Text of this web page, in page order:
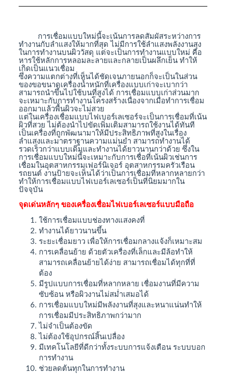
การเชื่อมแบบใหม่นี้จะเน้นการลดสัมผัสระหว่างการ
ทำงานกับลำแสงให้มากที่สุด ไม่มีการใช้ลำแสงพลังงานสุง
ในการทำงานบนผิววัสดุ แต่จะเป็นการทำงานแบบใหม่ คือ
หารใช้หลักการหลอมละลายและกลายเป็นผลึกเย็น ทำให้
เกิดเป็นแนวเชื่อม
ซึ่งความแตกต่างที่เห็นได้ชัดเจนภายนอกก็จะเป็นในส่วน
ของขอขนาดเครื่องน้ำหนักที่เครื่องแบบเก่าจะเบากว่า
สามารถนำขึ้นไปใช้บนที่สูงได้ การเชื่อมแบบเก่าส่วนมาก
จะเหมาะกับการทำงานโครงสร้างเนื่องจากเมื่อทำการเชื่อม
ออกมาแล้วพื้นผิวจะไม่สวย
แต่ในเครื่องเชื่อมแบบไฟเบอร์เลเซอร์จะเป็นการเชื่อมที่เน้น
ผิวที่สวย ไม่ต้องนำไปขัดเพิ่มเติมสามารถใช้งานได้ทันที
เป็นเครื่องที่ถูกพัฒนามาให้มีประสิทธิภาพที่สูงในเรื่อง
ลำแสงและมาตราฐานความแม่นยำ สามารถทำงานได้
รวดเร็วกว่าแบบเดิมและทำงานได้ยาวนานกว่าด้วย ซึ่งใน
การเชื่อมแบบใหม่นี้จะเหมาะกับการเชื่อที่เน้นผิวเช่นการ
เชื่อมในอุตสาหกรรมเฟอร์นิเจอร์ อุตสาหกรรมครัวเรือน
รถยนต์ งานป้ายจะเห็นได้ว่าเป็นการเชื่อมที่หลากหลายกว่า
ทำให้การเชื่อมแบบไฟเบอร์เลเซอร์เป็นที่นิยมมากใน
ปัจจุบัน
จุดเด่นหลักๆ ของเครื่องเชื่อมไฟเบอร์เลเซอร์แบบมือถือ
ใช้การเชื่อมแบบช่องทางแสงคงที่
ทำงานได้ยาวนานขึ้น
ระยะเชื่อมยาว เพื่อให้การเชื่อมกลางแจ้งก็เหมาะสม
การเคลื่อนย้าย ด้วยตัวเครื่องที่เล็กและมีล้อทำให้
สามารถเคลื่อนย้ายได้ง่าย สามารถเชื่อมได้ทุกที่ที่
ต้อง
มีรูปแบบการเชื่อมที่หลากหลาย เชื่อมงานที่มีความ
ซับซ้อน หรือผิวงานไม่สม่ำเสมอได้
การเชื่อมแบบใหม่มีพลังงานที่สุงและหนาแน่นทำให้
การเชื่อมมีประสิทธิภาพกว่ามาก
ไม่จำเป็นต้องขัด
ไม่ต้องใช้อุปกรณ์สิ้นเปลื่อง
มีเทคโนโลยีที่ดีกว่าทั้งระบบการแจ้งเตือน ระบบบอก
การทำงาน
ช่วยลดต้นทุกในการทำงาน